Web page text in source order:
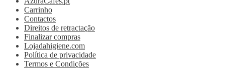
Carrinho
Contactos
Direitos de retractação
Finalizar compras
Lojadahigiene.com
Política de privacidade
Termos e Condições